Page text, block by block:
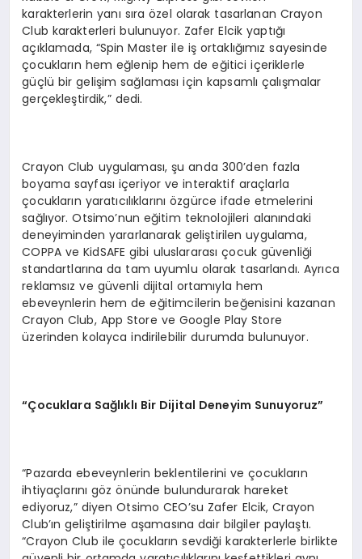
karakterlerin yanı sıra özel olarak tasarlanan Crayon
Club karakterleri bulunuyor. Zafer Elcik yaptığı
açıklamada, “Spin Master ile iş ortaklığımız sayesinde
çocukların hem eğlenip hem de eğitici içeriklerle
güçlü bir gelişim sağlaması için kapsamlı çalışmalar
gerçekleştirdik,” dedi.
Crayon Club uygulaması, şu anda 300’den fazla
boyama sayfası içeriyor ve interaktif araçlarla
çocukların yaratıcılıklarını özgürce ifade etmelerini
sağlıyor. Otsimo’nun eğitim teknolojileri alanındaki
deneyiminden yararlanarak geliştirilen uygulama,
COPPA ve KidSAFE gibi uluslararası çocuk güvenliği
standartlarına da tam uyumlu olarak tasarlandı. Ayrıca
reklamsız ve güvenli dijital ortamıyla hem
ebeveynlerin hem de eğitimcilerin beğenisini kazanan
Crayon Club, App Store ve Google Play Store
üzerinden kolayca indirilebilir durumda bulunuyor.
“Çocuklara Sağlıklı Bir Dijital Deneyim Sunuyoruz”
“Pazarda ebeveynlerin beklentilerini ve çocukların
ihtiyaçlarını göz önünde bulundurarak hareket
ediyoruz,” diyen Otsimo CEO’su Zafer Elcik, Crayon
Club’ın geliştirilme aşamasına dair bilgiler paylaştı.
“Crayon Club ile çocukların sevdiği karakterlerle birlikte